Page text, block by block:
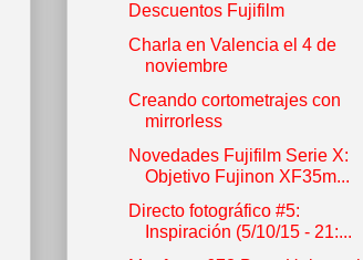
Descuentos Fujifilm
Charla en Valencia el 4 de
noviembre
Creando cortometrajes con
mirrorless
Novedades Fujifilm Serie X:
Objetivo Fujinon XF35m...
Directo fotográfico #5:
Inspiración (5/10/15 - 21:...